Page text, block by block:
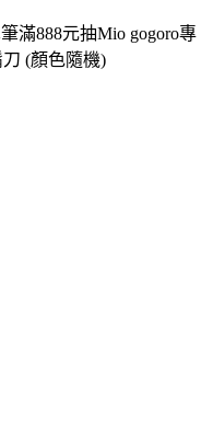
滿888元抽Mio gogoro專
(顏色隨機)